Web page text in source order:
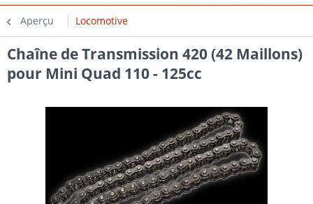
Aperçu Locomotive
Chaîne de Transmission 420 (42 Maillons)
pour Mini Quad 110 - 125cc